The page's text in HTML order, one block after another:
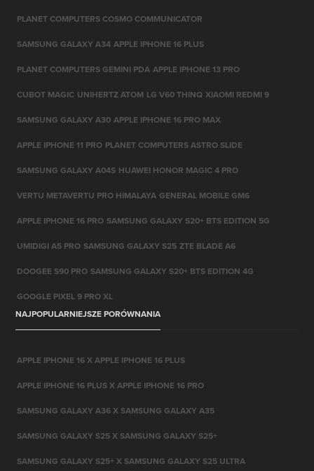
PLANET COMPUTERS COSMO COMMUNICATOR
SAMSUNG GALAXY A34 APPLE IPHONE 16 PLUS
PLANET COMPUTERS GEMINI PDA APPLE IPHONE 13 PRO
CUBOT MAGIC UNIHERTZ ATOM LG V60 THINQ XIAOMI REDMI 9
SAMSUNG GALAXY A30 APPLE IPHONE 16 PRO MAX
APPLE IPHONE 11 PRO PLANET COMPUTERS ASTRO SLIDE
SAMSUNG GALAXY A04S HUAWEI HONOR MAGIC 4 PRO
VERTU METAVERTU PRO HIMALAYA GENERAL MOBILE GM6
APPLE IPHONE 16 PRO SAMSUNG GALAXY S20+ BTS EDITION 5G
UMIDIGI A5 PRO SAMSUNG GALAXY S25 ZTE BLADE A6
DOOGEE S90 PRO SAMSUNG GALAXY S20+ BTS EDITION 4G
GOOGLE PIXEL 9 PRO XL
NAJPOPULARNIEJSZE PORÓWNANIA
APPLE IPHONE 16 X APPLE IPHONE 16 PLUS
APPLE IPHONE 16 PLUS X APPLE IPHONE 16 PRO
SAMSUNG GALAXY A36 X SAMSUNG GALAXY A35
SAMSUNG GALAXY S25 X SAMSUNG GALAXY S25+
SAMSUNG GALAXY S25+ X SAMSUNG GALAXY S25 ULTRA